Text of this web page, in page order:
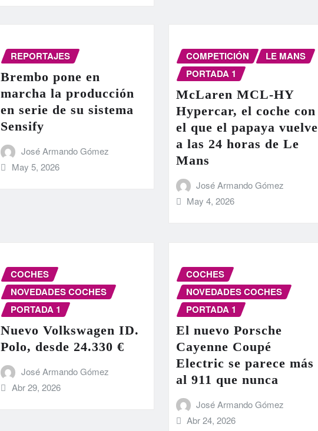
REPORTAJES
Brembo pone en
marcha la producción
en serie de su sistema
Sensify
José Armando Gómez
May 5, 2026
COMPETICIÓN
LE MANS
PORTADA 1
McLaren MCL-HY
Hypercar, el coche con
el que el papaya vuelve
a las 24 horas de Le
Mans
José Armando Gómez
May 4, 2026
COCHES
NOVEDADES COCHES
PORTADA 1
Nuevo Volkswagen ID.
Polo, desde 24.330 €
José Armando Gómez
Abr 29, 2026
COCHES
NOVEDADES COCHES
PORTADA 1
El nuevo Porsche
Cayenne Coupé
Electric se parece más
al 911 que nunca
José Armando Gómez
Abr 24, 2026